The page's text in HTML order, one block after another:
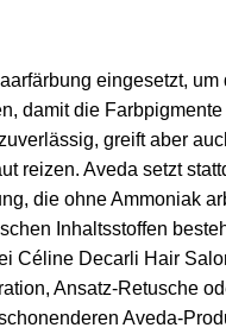
eingesetzt, um
damit die Farbpigmente
greift aber
reizen. Aveda setzt
die ohne Ammoniak
Inhaltsstoffen
Céline Decarli Hair
Ansatz-Retusche
Aveda-